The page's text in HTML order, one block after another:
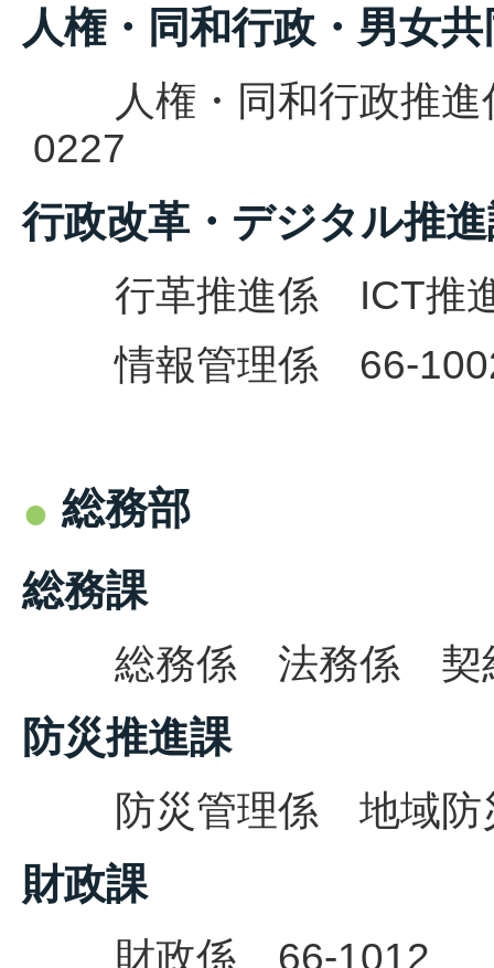
人権・同和行政・男女
人権・同和行政推
0227
行政改革・デジタル推
行革推進係 ICT推
情報管理係 66-
総務部
総務課
総務係 法務係 契
防災推進課
防災管理係 地域防
財政課
財政係 66-1012